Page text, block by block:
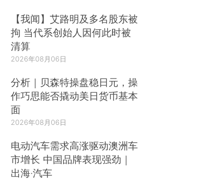
【我闻】艾路明及多名股东被
拘 当代系创始人因何此时被
清算
2026年08月06日
分析｜贝森特操盘稳日元，操
作巧思能否撬动美日货币基本
面
2026年08月06日
电动汽车需求高涨驱动澳洲车
市增长 中国品牌表现强劲｜
出海·汽车